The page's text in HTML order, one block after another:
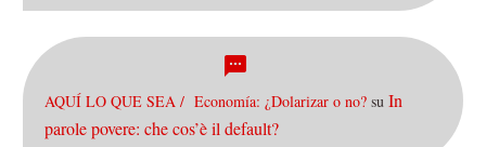
AQUÍ LO QUE SEA / Economía: ¿Dolarizar o no? su In
parole povere: che cos’è il default?